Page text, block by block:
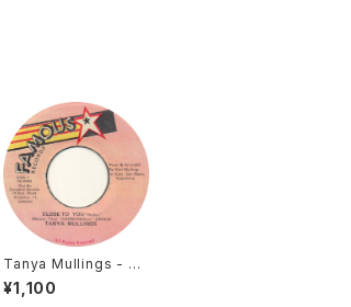
Tanya Mullings - Cl
ose To You [Famou
s / 199? / 7"]
¥1,100